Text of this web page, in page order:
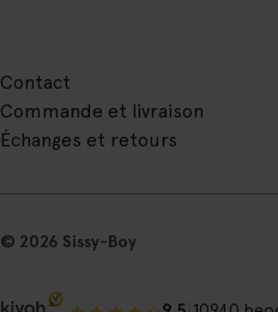
Contact
Commande et livraison
Échanges et retours
© 2026 Sissy-Boy